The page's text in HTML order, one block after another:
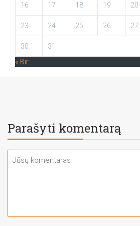
16 17 18 19 20
23 24 25 26 27
30
31
« Bir
Parašyti komentarą